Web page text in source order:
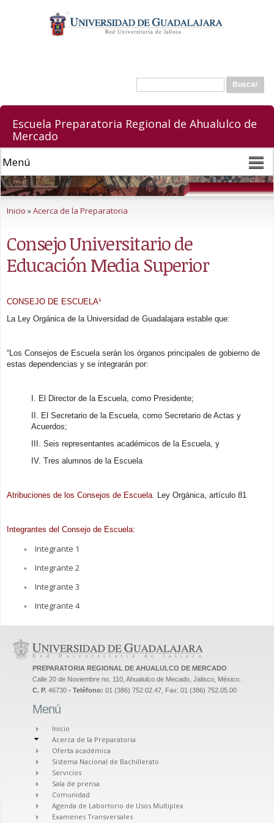
contenido
principal
Formulario de búsqueda
Buscar
Escuela Preparatoria Regional de Ahualulco de
Mercado
Inicio »Acerca de la Preparatoria
Consejo Universitario de
Educación Media Superior
CONSEJO DE ESCUELA¹
La Ley Orgánica de la Universidad de Guadalajara estable que:
“Los Consejos de Escuela serán los órganos principales de gobierno de
estas dependencias y se integrarán por:
I. El Director de la Escuela, como Presidente;
II. El Secretario de la Escuela, como Secretario de Actas y
Acuerdos;
III. Seis representantes académicos de la Escuela, y
IV. Tres alumnos de la Escuela
Atribuciones de los Consejos de Escuela. Ley Orgánica, artículo 81
Integrantes del Consejo de Escuela:
Integrante 1
Integrante 2
Integrante 3
Integrante 4
PREPARATORIA REGIONAL DE AHUALULCO DE MERCADO
Calle 20 de Noviembre no. 110, Ahualulco de Mecado, Jalisco, México.
C. P. 46730 - Teléfono: 01 (386) 752.02.47, Fax: 01 (386) 752.05.00
Menú
Inicio
Acerca de la Preparatoria
Oferta académica
Sistema Nacional de Bachillerato
Servicios
Sala de prensa
Comunidad
Agenda de Labortorio de Usos Multiplex
Examenes Transversales